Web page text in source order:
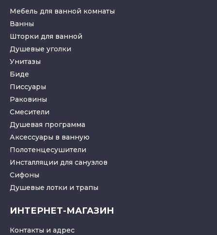
Мебель для ванной комнаты
Ванны
Шторки для ванной
Душевые уголки
Унитазы
Биде
Писсуары
Раковины
Смесители
Душевая программа
Аксессуары в ванную
Полотенцесушители
Инсталляции для санузлов
Cифоны
Душевые лотки и трапы
ИНТЕРНЕТ-МАГАЗИН
Контакты и адрес